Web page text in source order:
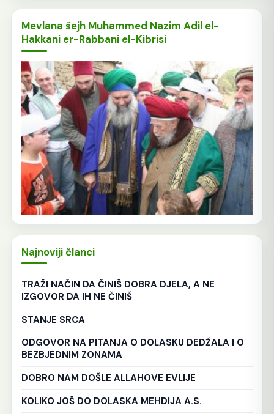
Mevlana šejh Muhammed Nazim Adil el-
Hakkani er-Rabbani el-Kibrisi
Najnoviji članci
TRAŽI NAČIN DA ČINIŠ DOBRA DJELA, A NE
IZGOVOR DA IH NE ČINIŠ
STANJE SRCA
ODGOVOR NA PITANJA O DOLASKU DEDŽALA I O
BEZBJEDNIM ZONAMA
DOBRO NAM DOŠLE ALLAHOVE EVLIJE
KOLIKO JOŠ DO DOLASKA MEHDIJA A.S.